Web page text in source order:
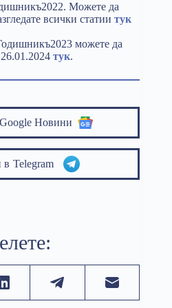
Можете да
всички статии тук
можете да
тук.
Google Новини
в Telegram